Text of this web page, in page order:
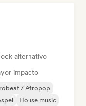
alternativo
impacto
/ Afropop
House music